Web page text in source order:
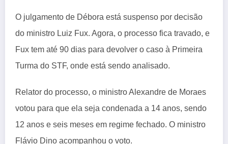
O julgamento de Débora está suspenso por decisão
do ministro Luiz Fux. Agora, o processo fica travado, e
Fux tem até 90 dias para devolver o caso à Primeira
Turma do STF, onde está sendo analisado.
Relator do processo, o ministro Alexandre de Moraes
votou para que ela seja condenada a 14 anos, sendo
12 anos e seis meses em regime fechado. O ministro
Flávio Dino acompanhou o voto.